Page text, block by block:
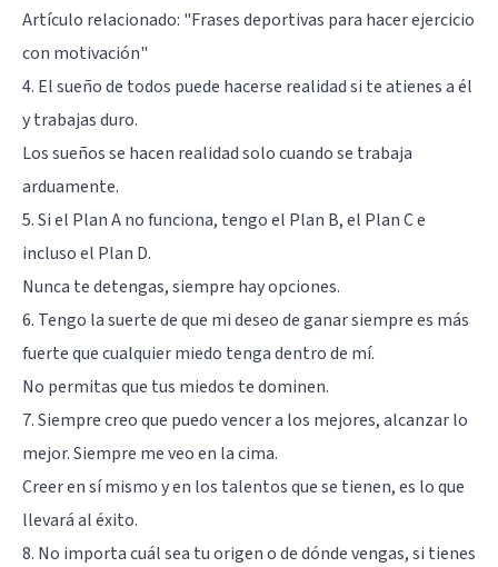
Artículo relacionado: "Frases deportivas para hacer ejercicio
con motivación"
4. El sueño de todos puede hacerse realidad si te atienes a él
y trabajas duro.
Los sueños se hacen realidad solo cuando se trabaja
arduamente.
5. Si el Plan A no funciona, tengo el Plan B, el Plan C e
incluso el Plan D.
Nunca te detengas, siempre hay opciones.
6. Tengo la suerte de que mi deseo de ganar siempre es más
fuerte que cualquier miedo tenga dentro de mí.
No permitas que tus miedos te dominen.
7. Siempre creo que puedo vencer a los mejores, alcanzar lo
mejor. Siempre me veo en la cima.
Creer en sí mismo y en los talentos que se tienen, es lo que
llevará al éxito.
8. No importa cuál sea tu origen o de dónde vengas, si tienes